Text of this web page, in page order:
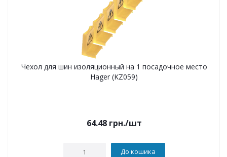
Чехол для шин изоляционный на 1 посадочное место
Hager (KZ059)
64.48грн./шт
До кошика